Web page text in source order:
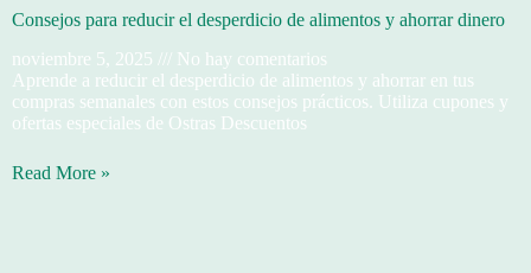
Consejos para reducir el desperdicio de alimentos y ahorrar dinero
noviembre 5, 2025
No hay comentarios
Aprende a reducir el desperdicio de alimentos y ahorrar en tus
compras semanales con estos consejos prácticos. Utiliza cupones y
ofertas especiales de Ostras Descuentos
Read More »